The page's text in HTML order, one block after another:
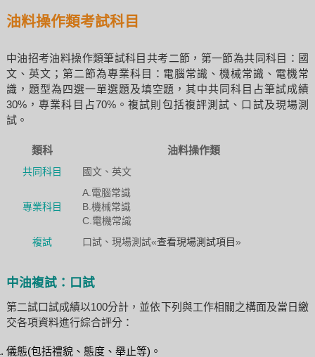
油料操作類考試科目
中油招考油料操作類筆試科目共考二節，第一節為共同科目：國
文、英文；第二節為專業科目：電腦常識、機械常識、電機常
識，題型為四選一單選題及填空題，其中共同科目占筆試成績
30%，專業科目占70%。複試則包括複評測試、口試及現場測
試。
類科 油料操作類
共同科目 國文、英文
專業科目
A.電腦常識
B.機械常識
C.電機常識
複試
口試、現場測試«查看現場測試項目 »
中油複試：口試
第二試口試成績以100分計，並依下列與工作相關之構面及當日繳
交各項資料進行綜合評分：
儀態(包括禮貌、態度、舉止等)。